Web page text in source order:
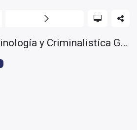
Clase de Criminología y Criminalistíca GEN/OCT/24 - 2025/01/07 18:26 MST - Recording